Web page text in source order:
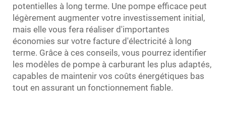
potentielles à long terme. Une pompe efficace peut
légèrement augmenter votre investissement initial,
mais elle vous fera réaliser d'importantes
économies sur votre facture d'électricité à long
terme. Grâce à ces conseils, vous pourrez identifier
les modèles de pompe à carburant les plus adaptés,
capables de maintenir vos coûts énergétiques bas
tout en assurant un fonctionnement fiable.